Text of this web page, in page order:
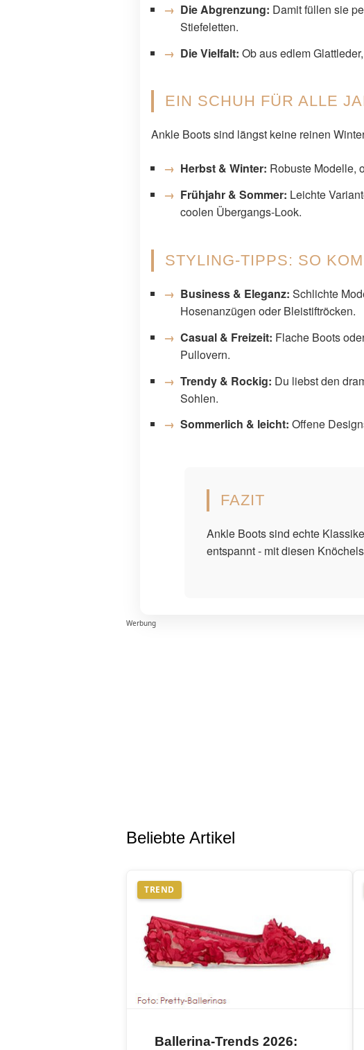
Die Abgrenzung: Damit füllen sie
Stiefeletten.
Die Vielfalt: Ob aus edlem
EIN SCHUH FÜR ALLE
Ankle Boots sind längst keine reinen
Herbst & Winter: Robuste Modelle,
Frühjahr & Sommer: Leichte
coolen Übergangs-Look.
STYLING-TIPPS: SO
Business & Eleganz: Schlichte
Hosenanzügen oder Bleistiftröcken.
Casual & Freizeit: Flache Boots
Pullovern.
Trendy & Rockig: Du liebst den
Sohlen.
Sommerlich & leicht: Offene
FAZIT
Ankle Boots sind echte
entspannt - mit diesen
Werbung
Beliebte Artikel
TREND
Ballerina-Trends 2026: